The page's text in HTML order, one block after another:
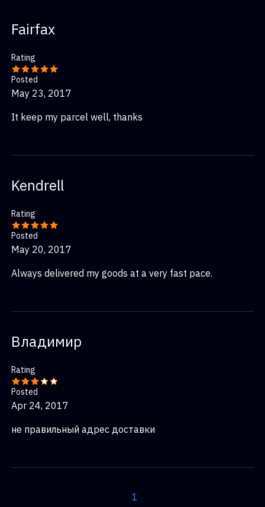
Fairfax
Rating
Posted
May 23, 2017
It keep my parcel well, thanks
Kendrell
Rating
Posted
May 20, 2017
Always delivered my goods at a very fast pace.
Владимир
Rating
Posted
Apr 24, 2017
не правильный адрес доставки
1